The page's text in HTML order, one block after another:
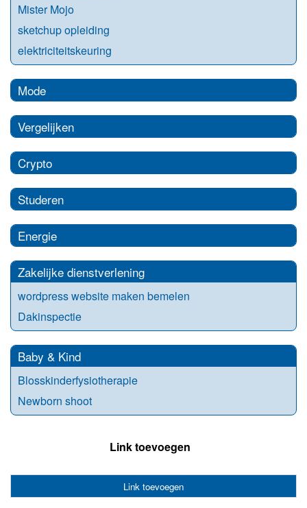
Mister Mojo
sketchup opleiding
elektriciteitskeuring
Mode
Vergelijken
Crypto
Studeren
Energie
Zakelijke dienstverlening
wordpress website maken bemelen
Dakinspectie
Baby & Kind
Blosskinderfysiotherapie
Newborn shoot
Link toevoegen
Link toevoegen